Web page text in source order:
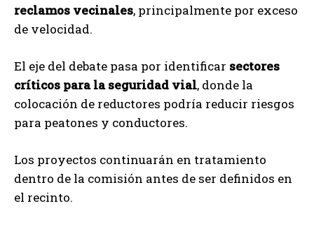
reclamos vecinales, principalmente por exceso
de velocidad.
El eje del debate pasa por identificar sectores
críticos para la seguridad vial, donde la
colocación de reductores podría reducir riesgos
para peatones y conductores.
Los proyectos continuarán en tratamiento
dentro de la comisión antes de ser definidos en
el recinto.